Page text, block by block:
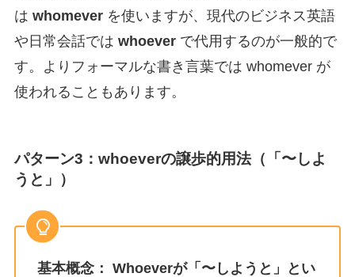
は whomeverを使いますが、現代のビジネス英語
や日常会話では whoeverで代用するのが一般的で
す。よりフォーマルな書き言葉では whomever が
使われることもあります。
パターン3：whoeverの譲歩的用法（「〜しよ
うと」）
基本概念： Whoeverが「〜しようと」とい